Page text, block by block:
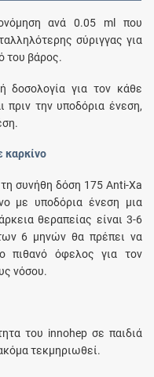
ανά 0.05 ml που
σύριγγας για
του βάρος.
δοσολογία για τον κάθε
πριν την υποδόρια ένεση,
καρκίνο
συνήθη δόση 175 Anti-Xa
με υποδόρια ένεση μια
θεραπείας είναι 3-6
6 μηνών θα πρέπει να
πιθανό όφελος για τον
νόσου.
του innohep σε παιδιά
τεκμηριωθεί.